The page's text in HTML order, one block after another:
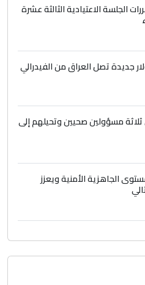
الأرض.. بلاد
الجلسة الاعتيادية الثالثة عشرة
مسؤولين صحيين وتحيلهم إلى
الجاهزية الأمنية ويعزز